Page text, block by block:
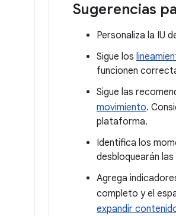
Sugerencias
Personaliza la IU
Sigue los
funcionen
Sigue las
movimiento.
plataforma.
Identifica los
desbloquearán
Agrega
completo y el
expandir